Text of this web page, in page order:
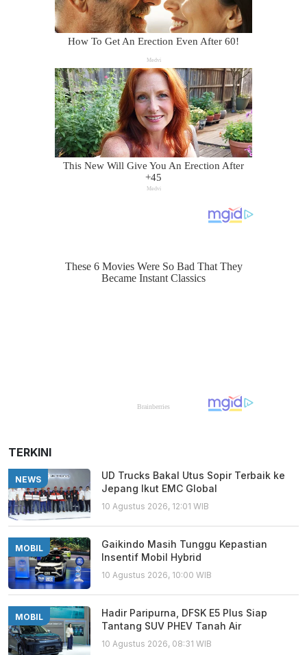
TERKINI
NEWS
UD Trucks Bakal Utus Sopir Terbaik ke
Jepang Ikut EMC Global
10 Agustus 2026, 12:01 WIB
MOBIL
Gaikindo Masih Tunggu Kepastian
Insentif Mobil Hybrid
10 Agustus 2026, 10:00 WIB
MOBIL
Hadir Paripurna, DFSK E5 Plus Siap
Tantang SUV PHEV Tanah Air
10 Agustus 2026, 08:31 WIB